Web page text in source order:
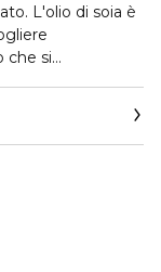
L'olio di soia è
che si
profumo
della pelle in
ammorbidisce